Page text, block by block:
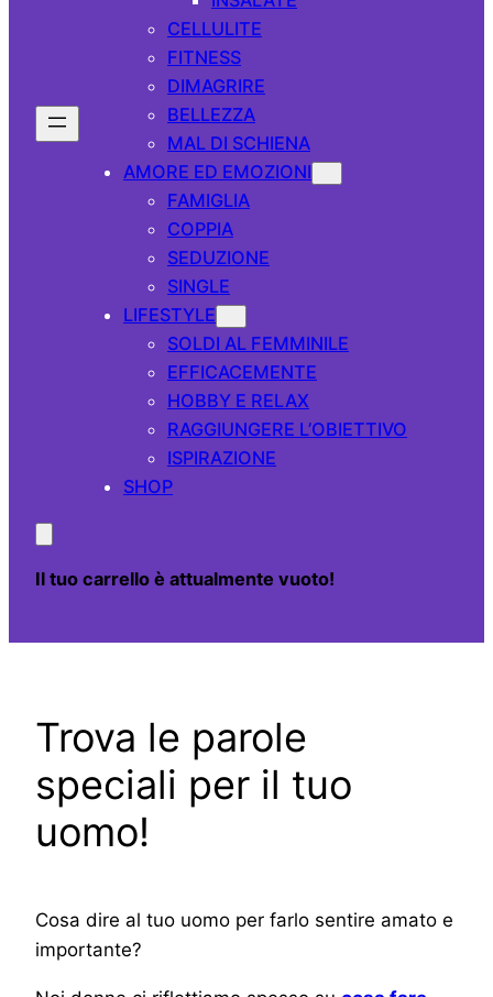
CELLULITE
FITNESS
DIMAGRIRE
BELLEZZA
MAL DI SCHIENA
AMORE ED EMOZIONI
FAMIGLIA
COPPIA
SEDUZIONE
SINGLE
LIFESTYLE
SOLDI AL FEMMINILE
EFFICACEMENTE
HOBBY E RELAX
RAGGIUNGERE L’OBIETTIVO
ISPIRAZIONE
SHOP
Il tuo carrello è attualmente vuoto!
Trova le parole
speciali per il tuo
uomo!
Cosa dire al tuo uomo per farlo sentire amato e
importante?